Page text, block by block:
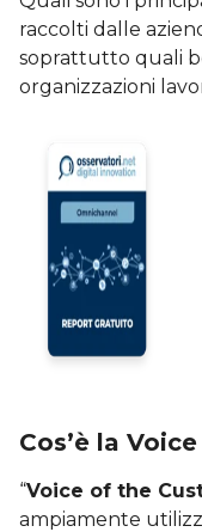
raccolti dalle
soprattutto quali
organizzazioni
Cos’è la
“Voice of the
ampiamente